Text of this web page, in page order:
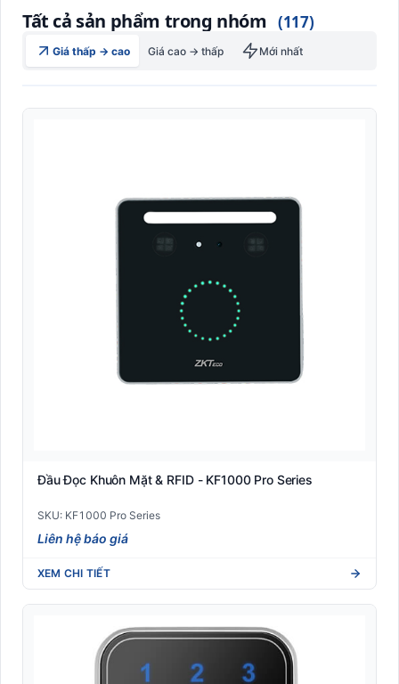
Máy đọc vân tay công nghiệp (Biometric Reader)
Máy in thẻ nhựa Pointman
Nhãn A4 self-adhesive văn phòng (Sticker Sheet)
Nhãn Dymo compatible (LabelWriter/4XL)
Nhãn Linerless không lót (Eco-friendly)
Nhận dạng sinh trắc học
Phần mềm quản lý
Tem phụ hàng nhập khẩu (Tuân thủ NĐ 43/2017)
Tem vải nhãn mác may mặc (Woven/Satin xuất khẩu)
Tất cả sản phẩm trong nhóm (117)
Giá thấp → cao Giá cao → thấp Mới nhất
Đầu Đọc Khuôn Mặt & RFID - KF1000 Pro Series
SKU: KF1000 Pro Series
Liên hệ báo giá
XEM CHI TIẾT